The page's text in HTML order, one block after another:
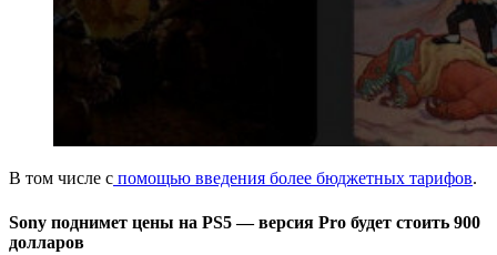
В том числе с помощью введения более бюджетных тарифов.
Sony поднимет цены на PS5 — версия Pro будет стоить 900
долларов